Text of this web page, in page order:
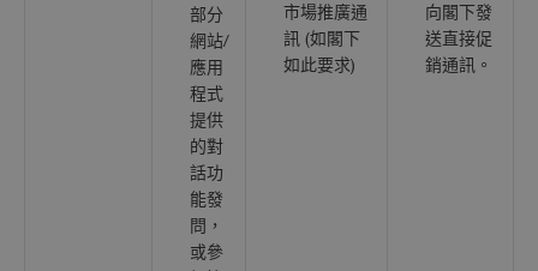
部分
網站/
應用
程式
提供
的對
話功
能發
問，
或參
市場推廣通
訊 (如閣下
如此要求)
向閣下發
送直接促
銷通訊。